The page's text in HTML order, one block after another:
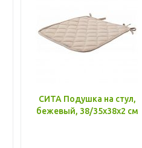
СИТА Подушка на стул,
бежевый, 38/35x38x2 см